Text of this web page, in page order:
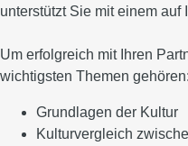
unterstützt Sie mit einem
Um erfolgreich mit Ihren
wichtigsten Themen gehören:
Grundlagen der Kultur
Kulturvergleich